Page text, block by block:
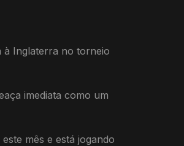
à Inglaterra no torneio
imediata como um
mês e está jogando